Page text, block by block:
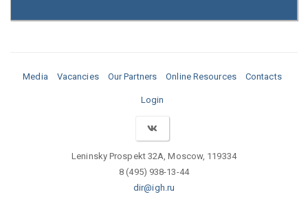
Media Vacancies Our Partners Online Resources Contacts
Login
Leninsky Prospekt 32A, Moscow, 119334
8 (495) 938-13-44
dir@igh.ru